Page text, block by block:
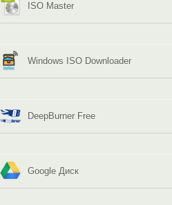
ISO Master
Windows ISO Downloader
DeepBurner Free
Google Диск